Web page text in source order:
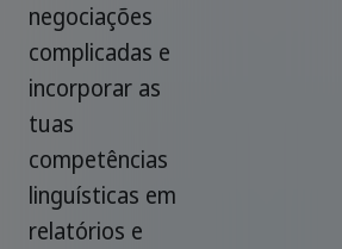
negociações
complicadas e
incorporar as
tuas
competências
linguísticas em
relatórios e